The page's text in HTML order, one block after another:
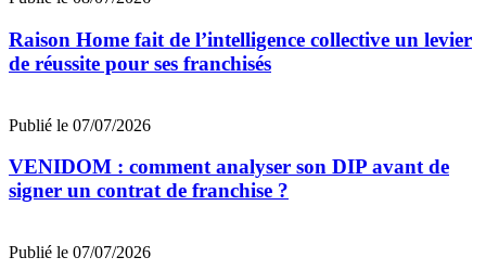
Raison Home fait de l’intelligence collective un levier
de réussite pour ses franchisés
Publié le 07/07/2026
VENIDOM : comment analyser son DIP avant de
signer un contrat de franchise ?
Publié le 07/07/2026